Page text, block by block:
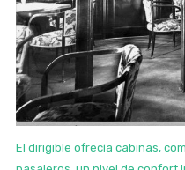
El dirigible ofrecía cabinas,